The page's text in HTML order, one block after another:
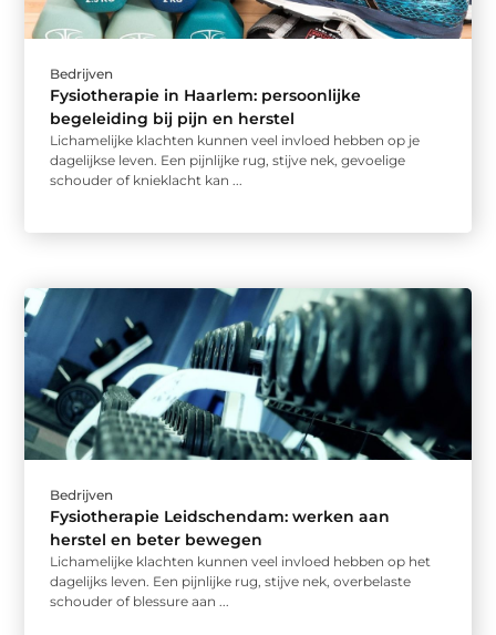
Bedrijven
Fysiotherapie in Haarlem: persoonlijke
begeleiding bij pijn en herstel
Lichamelijke klachten kunnen veel invloed hebben op je
dagelijkse leven. Een pijnlijke rug, stijve nek, gevoelige
schouder of knieklacht kan ...
Bedrijven
Fysiotherapie Leidschendam: werken aan
herstel en beter bewegen
Lichamelijke klachten kunnen veel invloed hebben op het
dagelijks leven. Een pijnlijke rug, stijve nek, overbelaste
schouder of blessure aan ...